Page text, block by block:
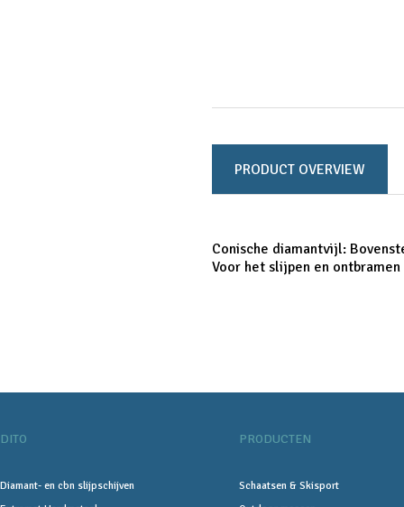
PRODUCT OVERVIEW
Conische diamantvijl:
Voor het slijpen en
DITO
Diamant- en cbn slijpschijven
PRODUCTEN
Schaatsen & Skisport